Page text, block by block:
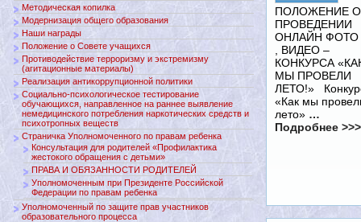
ПОЛОЖЕНИЕ О
ПРОВЕДЕНИИ
ОНЛАЙН ФОТО
, ВИДЕО –
КОНКУРСА
МЫ ПРОВЕЛИ
ЛЕТО!»
«Как мы
лето» …
Подробнее >>>
Методическая копилка
Модернизация общего образования
Наши награды
Положение о Совете учащихся
Противодействие терроризму и экстремизму
(агитационные материалы)
Реализация антикоррупционной политики
Социально-психологическое тестирование
обучающихся, направленное на раннее выявление
немедицинского потребления наркотических средств и
психотропных веществ
Страничка Уполномоченного по правам ребенка
Консультация для родителей «Профилактика
жестокого обращения с детьми»
ПРАВА И ОБЯЗАННОСТИ РОДИТЕЛЕЙ
Уполномоченным при Президенте Российской
Федерации по правам ребенка
Уполномоченный по защите прав участников
образовательного процесса